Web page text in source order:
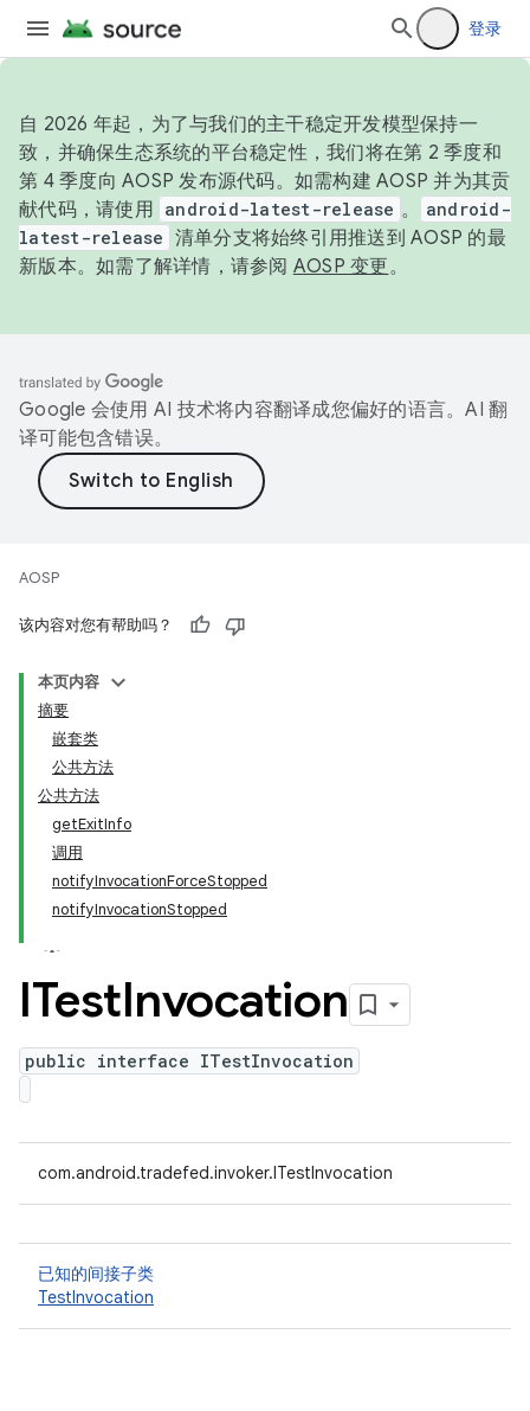
登录
自 2026 年起，为了与我们的主干稳定开发模型保持一
致，并确保生态系统的平台稳定性，我们将在第 2 季度和
第 4 季度向 AOSP 发布源代码。如需构建 AOSP 并为其贡
献代码，请使用 android-latest-release 。
android-
latest-release 清单分支将始终引用推送到 AOSP 的最
新版本。如需了解详情，请参阅 AOSP 变更。
Google 会使用 AI 技术将内容翻译成您偏好的语言。AI 翻
译可能包含错误。
AOSP
该内容对您有帮助吗？
本页内容
摘要
嵌套类
公共方法
公共方法
getExitInfo
调用
notifyInvocationForceStopped
notifyInvocationStopped
ITestInvocation
public interface ITestInvocation
com.android.tradefed.invoker.ITestInvocation
已知的间接子类
TestInvocation